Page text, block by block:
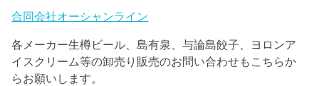
合同会社オーシャンライン
各メーカー生樽ビール、島有泉、与論島餃子、ヨロンア
イスクリーム等の卸売り販売のお問い合わせもこちらか
らお願いします。